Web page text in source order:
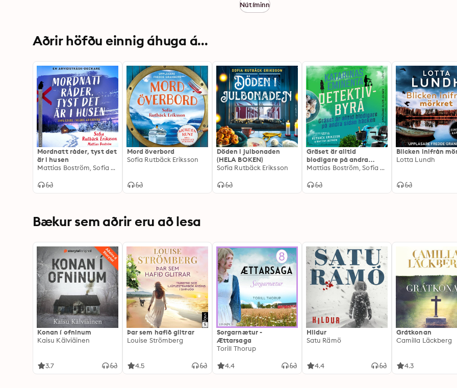
Nútíminn
Aðrir höfðu einnig áhuga á...
Mordnatt råder, tyst det
är i husen
Mattias Boström, Sofia Rutbäck Eriksson
Mord överbord
Sofia Rutbäck Eriksson
Döden i julbonaden
(HELA BOKEN)
Sofia Rutbäck Eriksson
Gräset är alltid
blodigare på andra
sidan häcken
Mattias Boström, Sofia Rutbäck Eriksson
Blicken inifrån
Lotta Lundh
Bækur sem aðrir eru að lesa
Konan í ofninum
Kaisu Kälviäinen
3.7
Þar sem hafið glitrar
Louise Strömberg
4.5
Sorgarnætur -
Ættarsaga
Torill Thorup
4.4
Hildur
Satu Rämö
4.4
Grátkonan
Camilla Läckberg
4.3